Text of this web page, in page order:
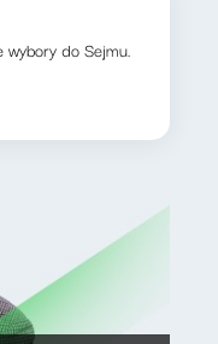
wybory do Sejmu.